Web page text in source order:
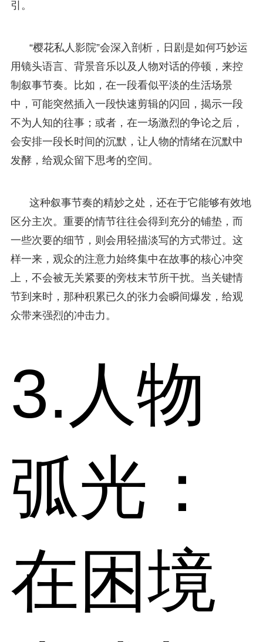
引。
“樱花私人影院”会深入剖析，日剧是如何巧妙运
用镜头语言、背景音乐以及人物对话的停顿，来控
制叙事节奏。比如，在一段看似平淡的生活场景
中，可能突然插入一段快速剪辑的闪回，揭示一段
不为人知的往事；或者，在一场激烈的争论之后，
会安排一段长时间的沉默，让人物的情绪在沉默中
发酵，给观众留下思考的空间。
这种叙事节奏的精妙之处，还在于它能够有效地
区分主次。重要的情节往往会得到充分的铺垫，而
一些次要的细节，则会用轻描淡写的方式带过。这
样一来，观众的注意力始终集中在故事的核心冲突
上，不会被无关紧要的旁枝末节所干扰。当关键情
节到来时，那种积累已久的张力会瞬间爆发，给观
众带来强烈的冲击力。
3.人物
弧光：
在困境